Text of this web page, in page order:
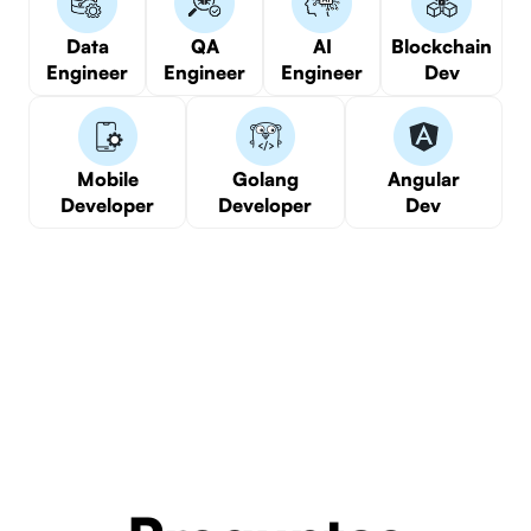
Data
Engineer
QA
Engineer
AI
Engineer
Blockchain
Dev
Mobile
Developer
Golang
Developer
Angular
Dev